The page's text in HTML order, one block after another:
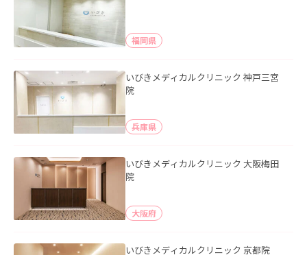
福岡県
いびきメディカルクリニック 神戸三宮
院
兵庫県
いびきメディカルクリニック 大阪梅田
院
大阪府
いびきメディカルクリニック 京都院